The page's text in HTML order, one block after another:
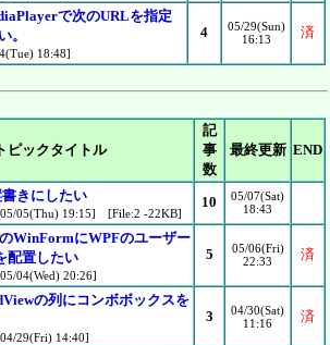
で次のURLを指定
。
18:48]
4
05/29(Sun)
16:13
済
ピックタイトル
記
事
数
最終更新 END
きにしたい
05(Thu) 19:15] [File:2 -22KB]
10
05/07(Sat)
18:43
WinFormにWPFのユーザー
配置したい
04(Wed) 20:26]
5
05/06(Fri)
22:33
済
の列にコンボボックスを
29(Fri) 14:40]
3
04/30(Sat)
11:16
済